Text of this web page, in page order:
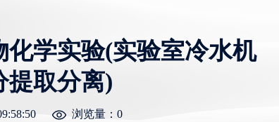
化学实验(实验室冷水机
提取分离)
浏览量： 0